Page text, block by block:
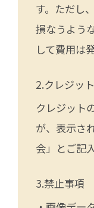
す。ただし
損なうよう
して費用は
クレジッ
クレジット
が、表示さ
会」とご記
禁止事項